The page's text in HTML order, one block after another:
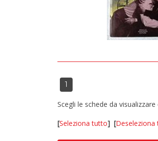
1
Scegli le schede da
[Seleziona tutto] [Deseleziona